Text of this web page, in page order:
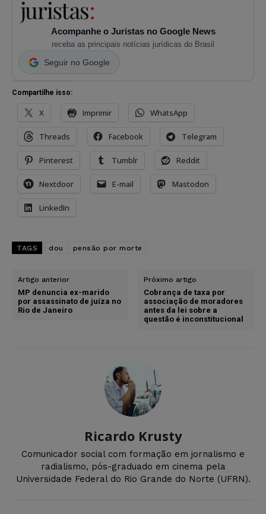
Acompanhe o Juristas no Google News
receba as principais notícias jurídicas do Brasil
Seguir no Google
Compartilhe isso:
X Imprimir WhatsApp
Threads Facebook Telegram
Pinterest Tumblr Reddit
Nextdoor E-mail Mastodon
LinkedIn
TAGS dou pensão por morte
Artigo anterior
MP denuncia ex-marido
por assassinato de juíza no
Rio de Janeiro
Próximo artigo
Cobrança de taxa por
associação de moradores
antes da lei sobre a
questão é inconstitucional
Ricardo Krusty
Comunicador social com formação em jornalismo e
radialismo, pós-graduado em cinema pela
Universidade Federal do Rio Grande do Norte (UFRN).